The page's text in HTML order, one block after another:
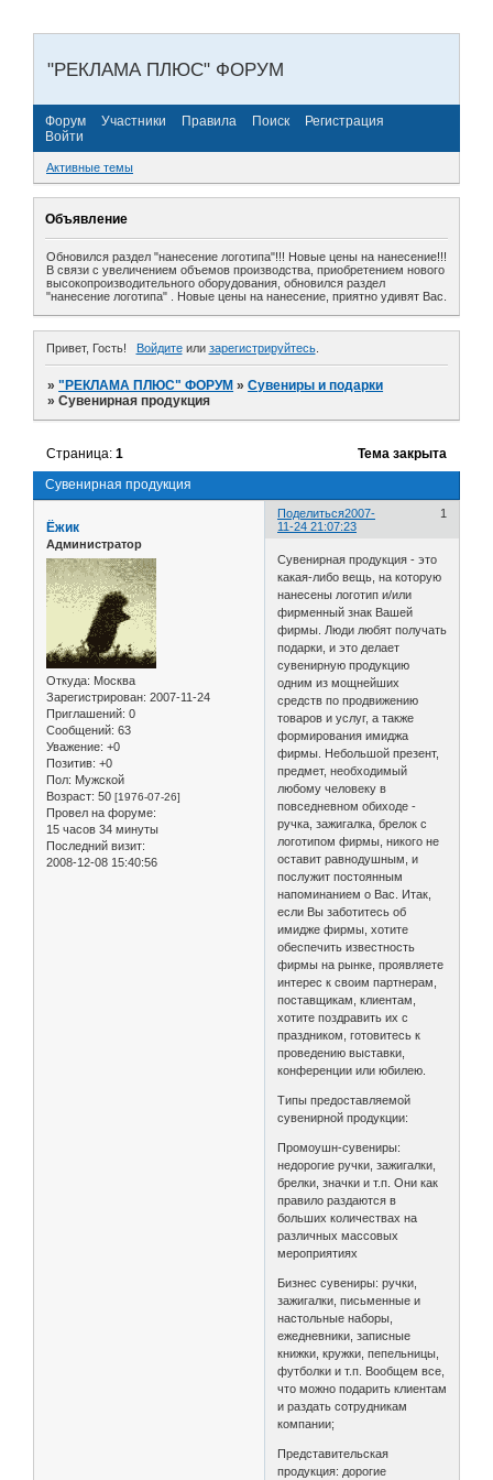
"РЕКЛАМА ПЛЮС" ФОРУМ
Форум Участники Правила Поиск
Регистрация
Войти
Активные темы
Объявление
Обновился раздел "нанесение логотипа"!!! Новые цены на нанесение!!!
В связи с увеличением объемов производства, приобретением нового
высокопроизводительного оборудования, обновился раздел
"нанесение логотипа" . Новые цены на нанесение, приятно удивят Вас.
Привет, Гость! Войдитеили зарегистрируйтесь.
»"РЕКЛАМА ПЛЮС" ФОРУМ »Сувениры и подарки
»Сувенирная продукция
Сувенирная продукция
Страница:1 Тема закрыта
Поделиться 1
2007-
11-24 21:07:23
Ёжик
Администратор
Откуда: Москва
Зарегистрирован: 2007-11-24
Приглашений: 0
Сообщений: 63
Уважение: +0
Позитив: +0
Пол: Мужской
Возраст: 50 [1976-07-26]
Провел на форуме:
15 часов 34 минуты
Последний визит:
2008-12-08 15:40:56
Сувенирная продукция - это
какая-либо вещь, на которую
нанесены логотип и/или
фирменный знак Вашей
фирмы. Люди любят получать
подарки, и это делает
сувенирную продукцию
одним из мощнейших
средств по продвижению
товаров и услуг, а также
формирования имиджа
фирмы. Небольшой презент,
предмет, необходимый
любому человеку в
повседневном обиходе -
ручка, зажигалка, брелок с
логотипом фирмы, никого не
оставит равнодушным, и
послужит постоянным
напоминанием о Вас. Итак,
если Вы заботитесь об
имидже фирмы, хотите
обеспечить известность
фирмы на рынке, проявляете
интерес к своим партнерам,
поставщикам, клиентам,
хотите поздравить их с
праздником, готовитесь к
проведению выставки,
конференции или юбилею.
Типы предоставляемой
сувенирной продукции:
Промоушн-сувениры:
недорогие ручки, зажигалки,
брелки, значки и т.п. Они как
правило раздаются в
больших количествах на
различных массовых
мероприятиях
Бизнес сувениры: ручки,
зажигалки, письменные и
настольные наборы,
ежедневники, записные
книжки, кружки, пепельницы,
футболки и т.п. Вообщем все,
что можно подарить клиентам
и раздать сотрудникам
компании;
Представительская
продукция: дорогие